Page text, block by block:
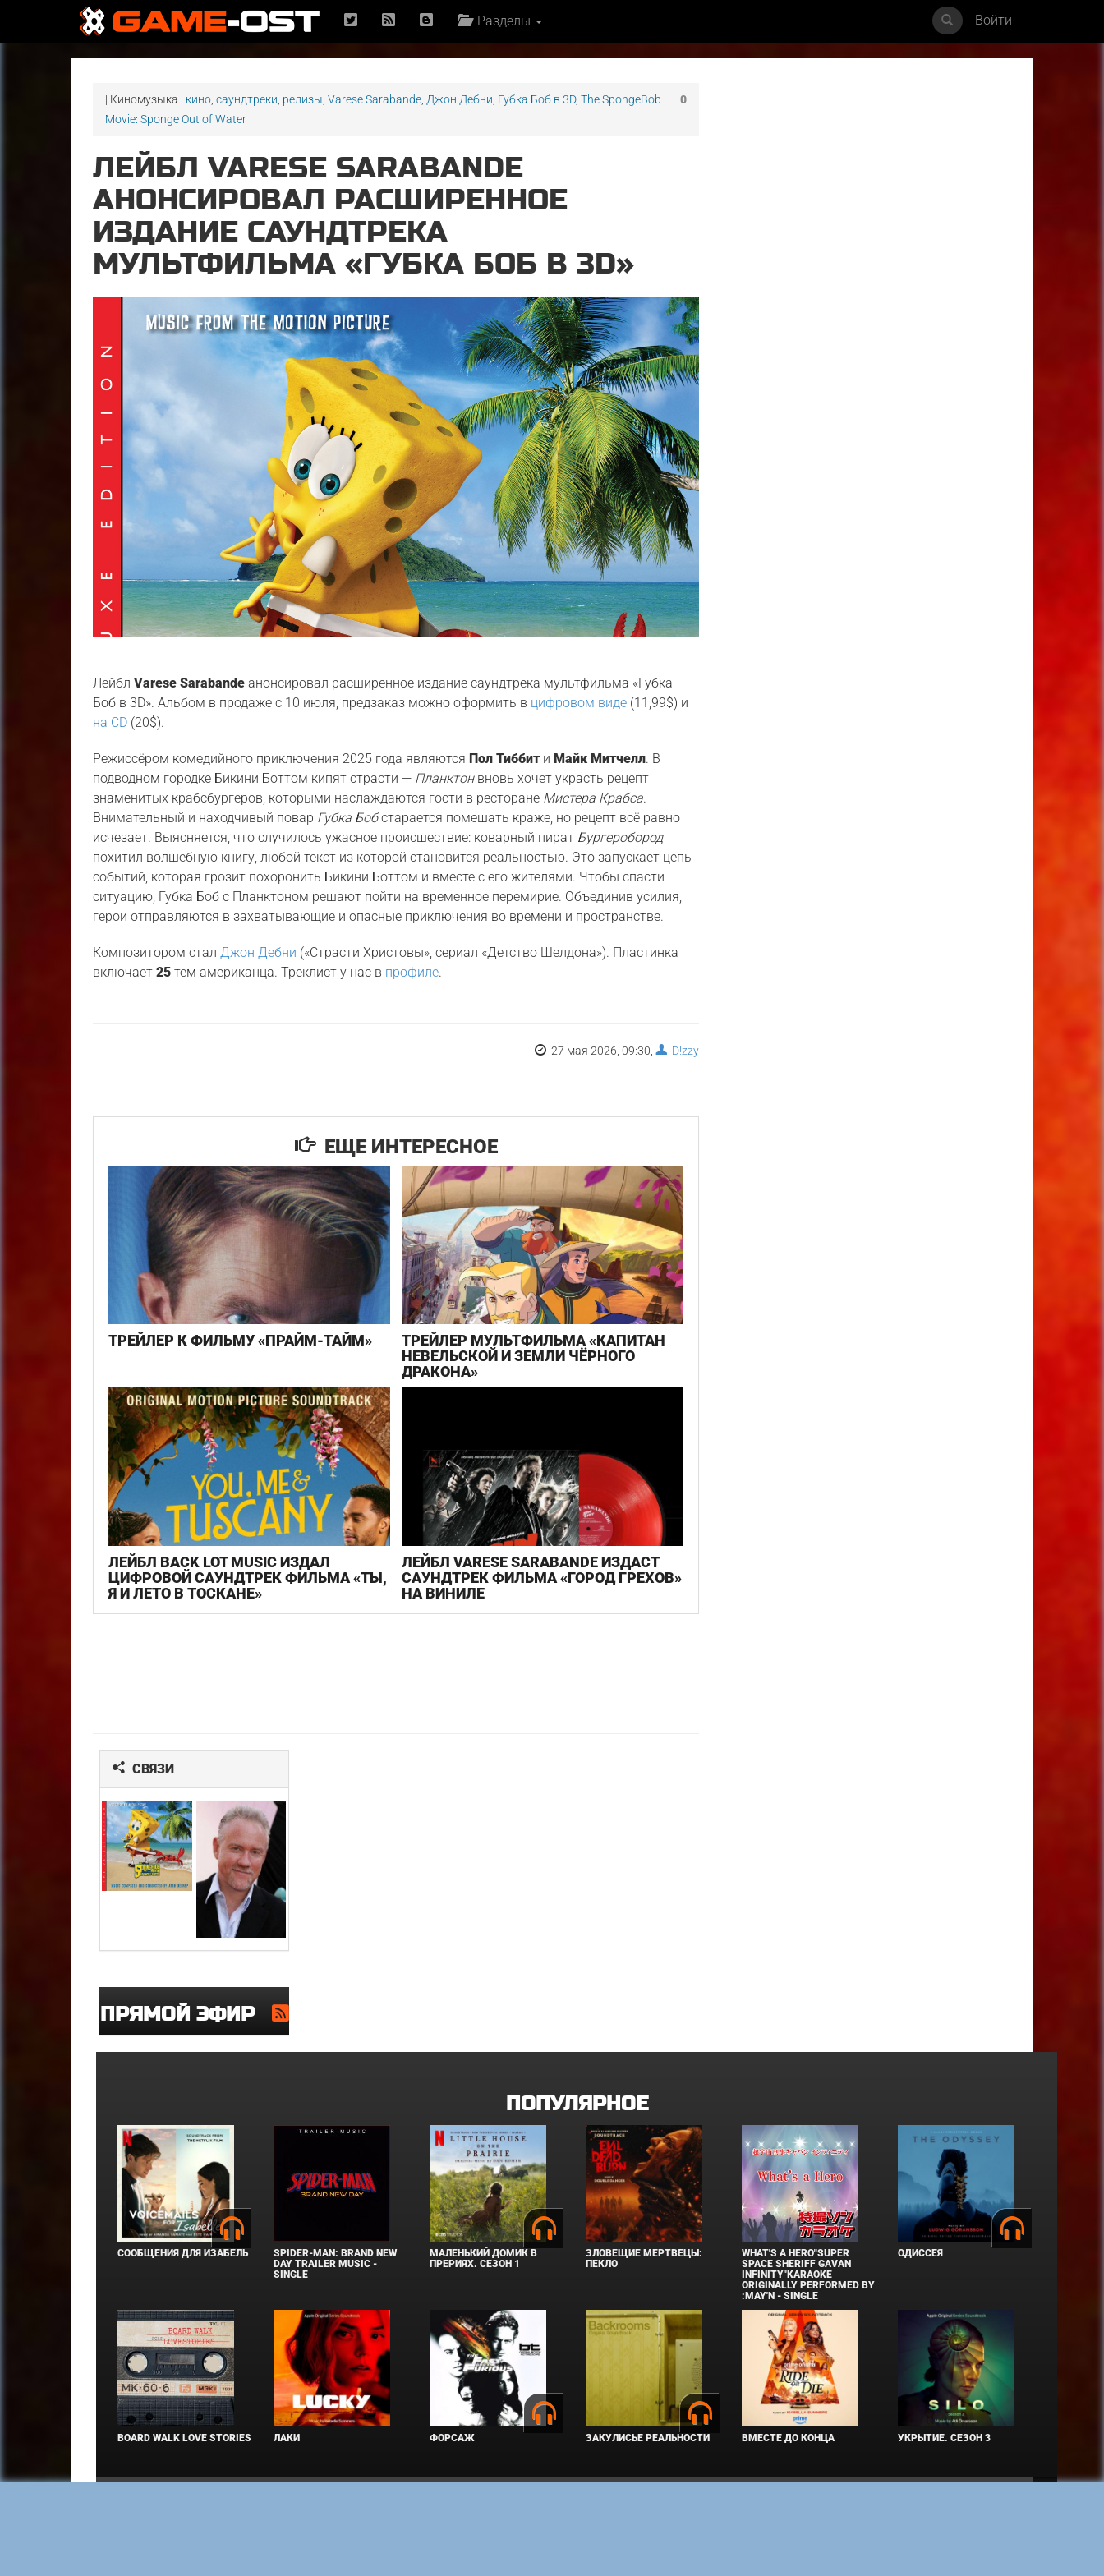
Разделы Войти
0
| Киномузыка | кино ,саундтреки релизы ,Varese Sarabande Джон Дебни Губка Боб в 3D,The SpongeBob
Movie: Sponge Out of Water
ЛЕЙБЛ VARESE SARABANDE
АНОНСИРОВАЛ РАСШИРЕННОЕ
ИЗДАНИЕ САУНДТРЕКА
МУЛЬТФИЛЬМА «ГУБКА БОБ В 3D»
ЛейблVarese Sarabande анонсировал расширенное издание саундтрека мультфильма «Губка
Боб в 3D». Альбом в продаже с 10 июля, предзаказ можно оформить в цифровом виде (11,99$) и
на CD (20$).
Режиссёром комедийного приключения 2025 года являютсяПол ТиббитиМайк Митчелл. В
подводном городке Бикини Боттом кипят страсти — Планктонвновь хочет украсть рецепт
знаменитых крабсбургеров, которыми наслаждаются гости в ресторане Мистера Крабса.
Внимательный и находчивый повар Губка Бобстарается помешать краже, но рецепт всё равно
исчезает. Выясняется, что случилось ужасное происшествие: коварный пират Бургеробород
похитил волшебную книгу, любой текст из которой становится реальностью. Это запускает цепь
событий, которая грозит похоронить Бикини Боттом и вместе с его жителями. Чтобы спасти
ситуацию, Губка Боб с Планктоном решают пойти на временное перемирие. Объединив усилия,
герои отправляются в захватывающие и опасные приключения во времени и пространстве.
Композитором сталДжон Дебни («Страсти Христовы», сериал «Детство Шелдона»). Пластинка
включает25 тем американца. Треклист у нас в профиле.
27 мая 2026, 09:30, D!zzy
ЕЩЕ ИНТЕРЕСНОЕ
ТРЕЙЛЕР К ФИЛЬМУ «ПРАЙМ-ТАЙМ»
ТРЕЙЛЕР МУЛЬТФИЛЬМА «КАПИТАН
НЕВЕЛЬСКОЙ И ЗЕМЛИ ЧЁРНОГО
ДРАКОНА»
ЛЕЙБЛ BACK LOT MUSIC ИЗДАЛ
ЦИФРОВОЙ САУНДТРЕК ФИЛЬМА «ТЫ,
Я И ЛЕТО В ТОСКАНЕ»
ЛЕЙБЛ VARESE SARABANDE ИЗДАСТ
САУНДТРЕК ФИЛЬМА «ГОРОД ГРЕХОВ»
НА ВИНИЛЕ
СВЯЗИ
ПРЯМОЙ ЭФИР
ПОПУЛЯРНОЕ
СООБЩЕНИЯ ДЛЯ ИЗАБЕЛЬ
SPIDER-MAN: BRAND NEW
DAY TRAILER MUSIC -
SINGLE
МАЛЕНЬКИЙ ДОМИК В
ПРЕРИЯХ. СЕЗОН 1
ЗЛОВЕЩИЕ МЕРТВЕЦЫ:
ПЕКЛО
WHAT'S A HERO"SUPER
SPACE SHERIFF GAVAN
INFINITY"KARAOKE
ORIGINALLY PERFORMED BY
:MAY'N - SINGLE
ОДИССЕЯ
BOARD WALK LOVE STORIES ЛАКИ ФОРСАЖ ЗАКУЛИСЬЕ РЕАЛЬНОСТИ ВМЕСТЕ ДО КОНЦА УКРЫТИЕ. СЕЗОН 3